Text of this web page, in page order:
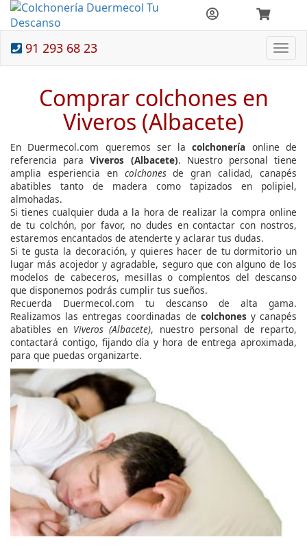
91 293 68 23
Comprar colchones en
Viveros (Albacete)
En Duermecol.com queremos ser lacolchonería online de
referencia paraViveros (Albacete). Nuestro personal tiene
amplia esperiencia en colchonesde gran calidad, canapés
abatibles tanto de madera como tapizados en polipiel,
almohadas.
Si tienes cualquier duda a la hora de realizar la compra online
de tu colchón, por favor, no dudes en contactar con nostros,
estaremos encantados de atenderte y aclarar tus dudas.
Si te gusta la decoración, y quieres hacer de tu dormitorio un
lugar más acojedor y agradable, seguro que con alguno de los
modelos de cabeceros, mesillas o complentos del descanso
que disponemos podrás cumplir tus sueños.
Recuerda Duermecol.com tu descanso de alta gama.
Realizamos las entregas coordinadas de colchonesy canapés
abatibles en Viveros (Albacete), nuestro personal de reparto,
contactará contigo, fijando día y hora de entrega aproximada,
para que puedas organizarte.